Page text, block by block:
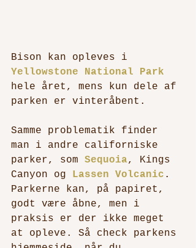
Bison kan opleves i
Yellowstone National Park
hele året, mens kun dele af
parken er vinteråbent.
Samme problematik finder
man i andre californiske
parker, som Sequoia, Kings
Canyon og Lassen Volcanic .
Parkerne kan, på papiret,
godt være åbne, men i
praksis er der ikke meget
at opleve. Så check parkens